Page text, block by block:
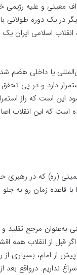
معینی و علیه
در یک دوره
اسلامی ایران
یا داخلی هضم
دارد و در پی
است که راز استمرار
که این انقلاب
(ره) که در رهبری
زمان رو به جلو
مرجع تقلید
از انقلاب همه
امام، بسیاری از
نداریم. درواقع